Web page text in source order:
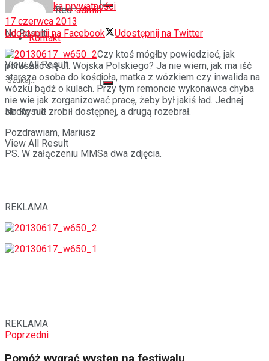
No Result
View All Result
Polityka prywatności
Kontakt
No Result
View All Result
Red. admin
17 czerwca 2013
Udostępnij na Facebook
Udostępnij na Twitter
Czy ktoś mógłby powiedzieć, jak
poruszać się ul. Wojska Polskiego? Ja nie wiem, jak ma iść
starsza osoba do kościoła, matka z wózkiem czy inwalida na
wózku bądź o kulach. Przy tym remoncie wykonawca chyba
nie wie jak zorganizować pracę, żeby był jakiś ład. Jednej
strony nie zrobił dostępnej, a drugą rozebrał.
Pozdrawiam, Mariusz
PS. W załączeniu MMSa dwa zdjęcia.
REKLAMA
REKLAMA
Poprzedni
Pomóż wygrać występ na festiwalu